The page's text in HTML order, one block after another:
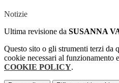
Notizie
Ultima revisione da SUSANNA
Questo sito o gli strumenti terzi da
cookie necessari al
COOKIE POLICY.